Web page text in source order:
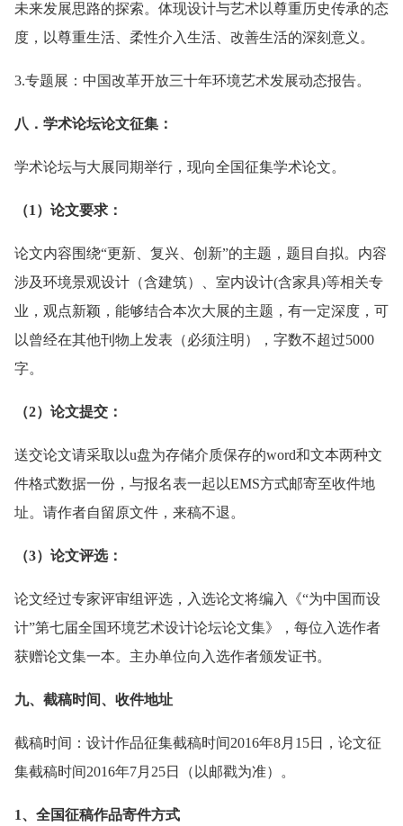
未来发展思路的探索。体现设计与艺术以尊重历史传承的态
度，以尊重生活、柔性介入生活、改善生活的深刻意义。
3.专题展：中国改革开放三十年环境艺术发展动态报告。
八．学术论坛论文征集：
学术论坛与大展同期举行，现向全国征集学术论文。
（1）论文要求：
论文内容围绕“更新、复兴、创新”的主题，题目自拟。内容
涉及环境景观设计（含建筑）、室内设计(含家具)等相关专
业，观点新颖，能够结合本次大展的主题，有一定深度，可
以曾经在其他刊物上发表（必须注明），字数不超过5000
字。
（2）论文提交：
送交论文请采取以u盘为存储介质保存的word和文本两种文
件格式数据一份，与报名表一起以EMS方式邮寄至收件地
址。请作者自留原文件，来稿不退。
（3）论文评选：
论文经过专家评审组评选，入选论文将编入《“为中国而设
计”第七届全国环境艺术设计论坛论文集》，每位入选作者
获赠论文集一本。主办单位向入选作者颁发证书。
九、截稿时间、收件地址
截稿时间：设计作品征集截稿时间2016年8月15日，论文征
集截稿时间2016年7月25日（以邮戳为准）。
1、全国征稿作品寄件方式